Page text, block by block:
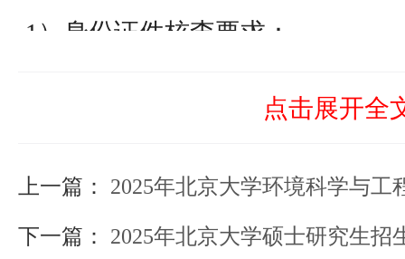
1）身份证件核查要求：
份证和《港澳居民来往内地通行
点击展开全
上一篇： 2025年北京大学环境科学与工程学院硕士研
下一篇： 2025年北京大学硕士研究生招生考试初试